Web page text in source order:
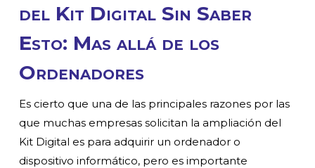
del Kit Digital Sin Saber
Esto: Mas allá de los
Ordenadores
Es cierto que una de las principales razones por las
que muchas empresas solicitan la ampliación del
Kit Digital es para adquirir un ordenador o
dispositivo informático, pero es importante